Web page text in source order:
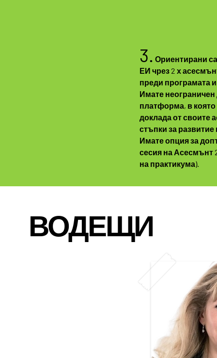
3. Ориентирани
ЕИ чрез 2 х
преди програмата
Имате
платформа, в
доклада от своите
стъпки за
Имате опция за
сесия на Асесмънт
на практикума).
ВОДЕЩИ